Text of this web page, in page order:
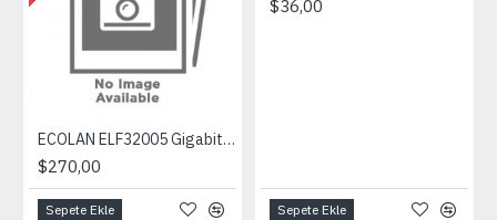
ECOLAN ELF32005 Gigabit Multimode Media Converter
$270,00
Sepete Ekle
$36,00
Sepete Ekle